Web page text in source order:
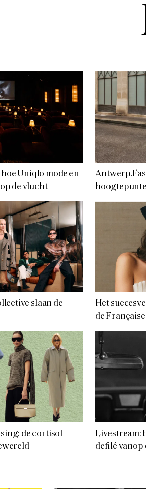
Uniqlo mode en
de vlucht
slaan de
Het
de
de cortisol
Livestream:
defilé vanop